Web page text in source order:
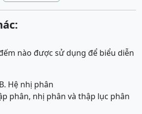
nào được sử dụng để biểu diễn
B. Hệ nhị phân
phân, nhị phân và thập lục phân